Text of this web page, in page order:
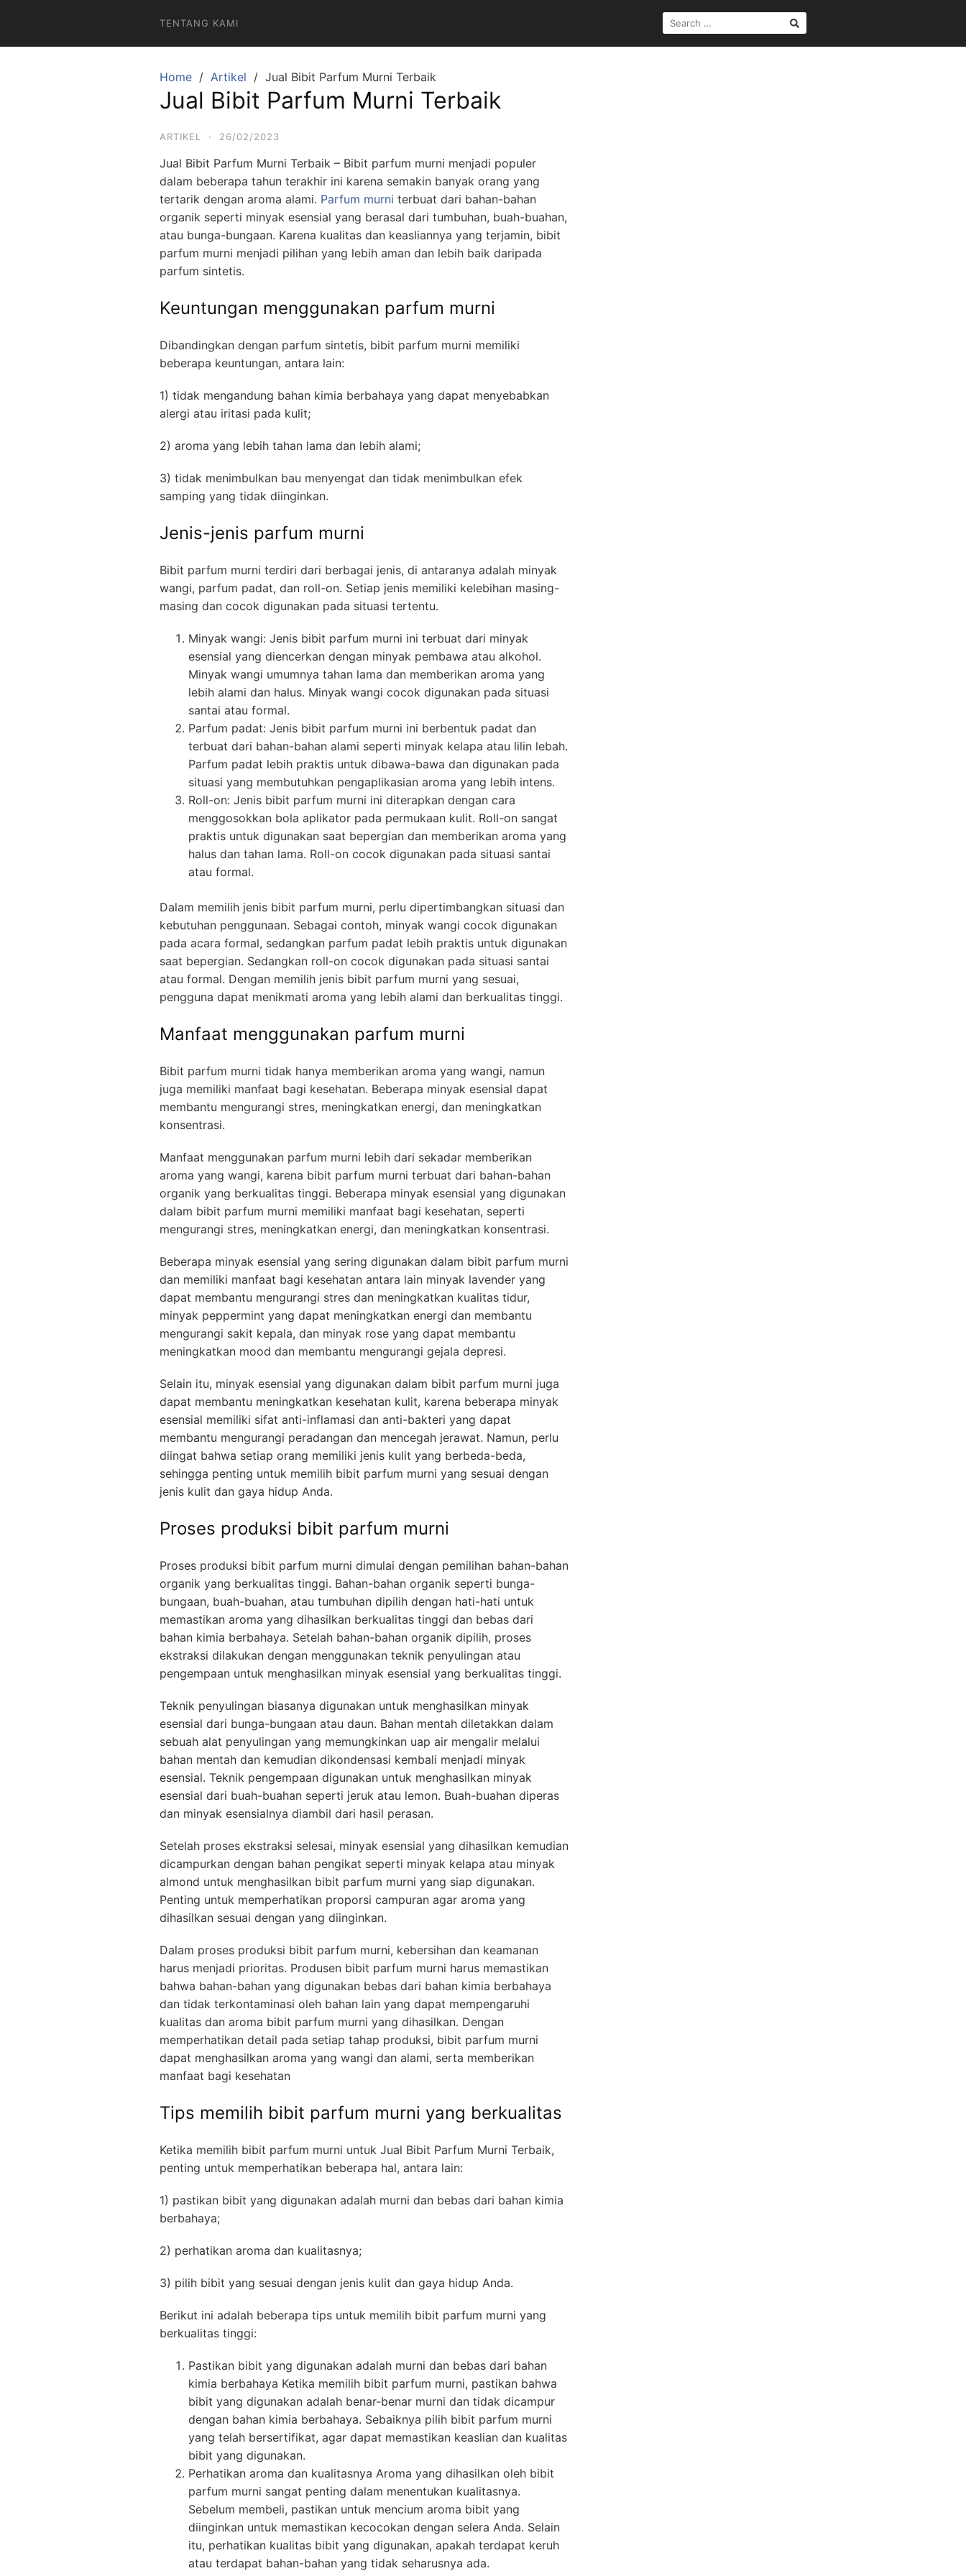
TENTANG KAMI
Home Artikel Jual Bibit Parfum Murni Terbaik
Jual Bibit Parfum Murni Terbaik
ARTIKEL · 26/02/2023
Jual Bibit Parfum Murni Terbaik – Bibit parfum murni menjadi populer
dalam beberapa tahun terakhir ini karena semakin banyak orang yang
tertarik dengan aroma alami. Parfum murni terbuat dari bahan-bahan
organik seperti minyak esensial yang berasal dari tumbuhan, buah-buahan,
atau bunga-bungaan. Karena kualitas dan keasliannya yang terjamin, bibit
parfum murni menjadi pilihan yang lebih aman dan lebih baik daripada
parfum sintetis.
Keuntungan menggunakan parfum murni
Dibandingkan dengan parfum sintetis, bibit parfum murni memiliki
beberapa keuntungan, antara lain:
1) tidak mengandung bahan kimia berbahaya yang dapat menyebabkan
alergi atau iritasi pada kulit;
2) aroma yang lebih tahan lama dan lebih alami;
3) tidak menimbulkan bau menyengat dan tidak menimbulkan efek
samping yang tidak diinginkan.
Jenis-jenis parfum murni
Bibit parfum murni terdiri dari berbagai jenis, di antaranya adalah minyak
wangi, parfum padat, dan roll-on. Setiap jenis memiliki kelebihan masing-
masing dan cocok digunakan pada situasi tertentu.
Minyak wangi: Jenis bibit parfum murni ini terbuat dari minyak
esensial yang diencerkan dengan minyak pembawa atau alkohol.
Minyak wangi umumnya tahan lama dan memberikan aroma yang
lebih alami dan halus. Minyak wangi cocok digunakan pada situasi
santai atau formal.
Parfum padat: Jenis bibit parfum murni ini berbentuk padat dan
terbuat dari bahan-bahan alami seperti minyak kelapa atau lilin lebah.
Parfum padat lebih praktis untuk dibawa-bawa dan digunakan pada
situasi yang membutuhkan pengaplikasian aroma yang lebih intens.
Roll-on: Jenis bibit parfum murni ini diterapkan dengan cara
menggosokkan bola aplikator pada permukaan kulit. Roll-on sangat
praktis untuk digunakan saat bepergian dan memberikan aroma yang
halus dan tahan lama. Roll-on cocok digunakan pada situasi santai
atau formal.
Dalam memilih jenis bibit parfum murni, perlu dipertimbangkan situasi dan
kebutuhan penggunaan. Sebagai contoh, minyak wangi cocok digunakan
pada acara formal, sedangkan parfum padat lebih praktis untuk digunakan
saat bepergian. Sedangkan roll-on cocok digunakan pada situasi santai
atau formal. Dengan memilih jenis bibit parfum murni yang sesuai,
pengguna dapat menikmati aroma yang lebih alami dan berkualitas tinggi.
Manfaat menggunakan parfum murni
Bibit parfum murni tidak hanya memberikan aroma yang wangi, namun
juga memiliki manfaat bagi kesehatan. Beberapa minyak esensial dapat
membantu mengurangi stres, meningkatkan energi, dan meningkatkan
konsentrasi.
Manfaat menggunakan parfum murni lebih dari sekadar memberikan
aroma yang wangi, karena bibit parfum murni terbuat dari bahan-bahan
organik yang berkualitas tinggi. Beberapa minyak esensial yang digunakan
dalam bibit parfum murni memiliki manfaat bagi kesehatan, seperti
mengurangi stres, meningkatkan energi, dan meningkatkan konsentrasi.
Beberapa minyak esensial yang sering digunakan dalam bibit parfum murni
dan memiliki manfaat bagi kesehatan antara lain minyak lavender yang
dapat membantu mengurangi stres dan meningkatkan kualitas tidur,
minyak peppermint yang dapat meningkatkan energi dan membantu
mengurangi sakit kepala, dan minyak rose yang dapat membantu
meningkatkan mood dan membantu mengurangi gejala depresi.
Selain itu, minyak esensial yang digunakan dalam bibit parfum murni juga
dapat membantu meningkatkan kesehatan kulit, karena beberapa minyak
esensial memiliki sifat anti-inflamasi dan anti-bakteri yang dapat
membantu mengurangi peradangan dan mencegah jerawat. Namun, perlu
diingat bahwa setiap orang memiliki jenis kulit yang berbeda-beda,
sehingga penting untuk memilih bibit parfum murni yang sesuai dengan
jenis kulit dan gaya hidup Anda.
Proses produksi bibit parfum murni
Proses produksi bibit parfum murni dimulai dengan pemilihan bahan-bahan
organik yang berkualitas tinggi. Bahan-bahan organik seperti bunga-
bungaan, buah-buahan, atau tumbuhan dipilih dengan hati-hati untuk
memastikan aroma yang dihasilkan berkualitas tinggi dan bebas dari
bahan kimia berbahaya. Setelah bahan-bahan organik dipilih, proses
ekstraksi dilakukan dengan menggunakan teknik penyulingan atau
pengempaan untuk menghasilkan minyak esensial yang berkualitas tinggi.
Teknik penyulingan biasanya digunakan untuk menghasilkan minyak
esensial dari bunga-bungaan atau daun. Bahan mentah diletakkan dalam
sebuah alat penyulingan yang memungkinkan uap air mengalir melalui
bahan mentah dan kemudian dikondensasi kembali menjadi minyak
esensial. Teknik pengempaan digunakan untuk menghasilkan minyak
esensial dari buah-buahan seperti jeruk atau lemon. Buah-buahan diperas
dan minyak esensialnya diambil dari hasil perasan.
Setelah proses ekstraksi selesai, minyak esensial yang dihasilkan kemudian
dicampurkan dengan bahan pengikat seperti minyak kelapa atau minyak
almond untuk menghasilkan bibit parfum murni yang siap digunakan.
Penting untuk memperhatikan proporsi campuran agar aroma yang
dihasilkan sesuai dengan yang diinginkan.
Dalam proses produksi bibit parfum murni, kebersihan dan keamanan
harus menjadi prioritas. Produsen bibit parfum murni harus memastikan
bahwa bahan-bahan yang digunakan bebas dari bahan kimia berbahaya
dan tidak terkontaminasi oleh bahan lain yang dapat mempengaruhi
kualitas dan aroma bibit parfum murni yang dihasilkan. Dengan
memperhatikan detail pada setiap tahap produksi, bibit parfum murni
dapat menghasilkan aroma yang wangi dan alami, serta memberikan
manfaat bagi kesehatan
Tips memilih bibit parfum murni yang berkualitas
Ketika memilih bibit parfum murni untuk Jual Bibit Parfum Murni Terbaik,
penting untuk memperhatikan beberapa hal, antara lain:
1) pastikan bibit yang digunakan adalah murni dan bebas dari bahan kimia
berbahaya;
2) perhatikan aroma dan kualitasnya;
3) pilih bibit yang sesuai dengan jenis kulit dan gaya hidup Anda.
Berikut ini adalah beberapa tips untuk memilih bibit parfum murni yang
berkualitas tinggi:
Pastikan bibit yang digunakan adalah murni dan bebas dari bahan
kimia berbahaya Ketika memilih bibit parfum murni, pastikan bahwa
bibit yang digunakan adalah benar-benar murni dan tidak dicampur
dengan bahan kimia berbahaya. Sebaiknya pilih bibit parfum murni
yang telah bersertifikat, agar dapat memastikan keaslian dan kualitas
bibit yang digunakan.
Perhatikan aroma dan kualitasnya Aroma yang dihasilkan oleh bibit
parfum murni sangat penting dalam menentukan kualitasnya.
Sebelum membeli, pastikan untuk mencium aroma bibit yang
diinginkan untuk memastikan kecocokan dengan selera Anda. Selain
itu, perhatikan kualitas bibit yang digunakan, apakah terdapat keruh
atau terdapat bahan-bahan yang tidak seharusnya ada.